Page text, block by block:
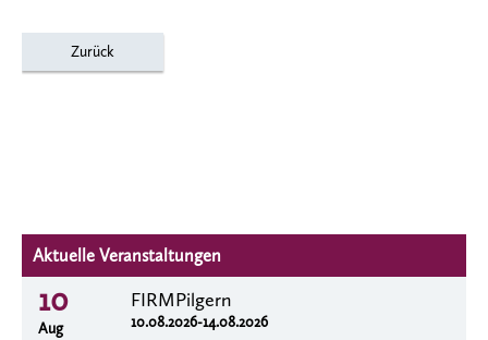
Zurück
Aktuelle Veranstaltungen
10
Aug
FIRMPilgern
10.08.2026-14.08.2026